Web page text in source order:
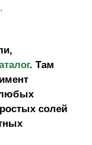
. Там
любых
солей